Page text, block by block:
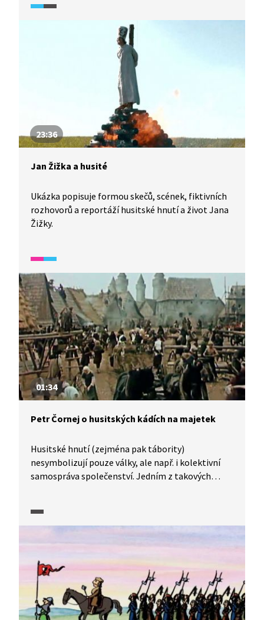
a .Jan Biederman vás seznámí s mládím tohoto
23:36
Jan Žižka a husité
Ukázka popisuje formou skečů, scének, fiktivních
rozhovorů a reportáží husitské hnutí a život Jana
Žižky.
01:34
Petr Čornej o husitských kádích na majetek
Husitské hnutí (zejména pak tábority)
nesymbolizují pouze války, ale např. i kolektivní
samospráva společenství. Jedním z takových
nashromážděný majetek využívaný? Jak dlouho
tento systém fungoval a se kterými městy je
spojený? O tom nám více řekne odborník
na husitské období Petr Čornej.